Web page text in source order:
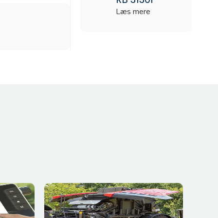
Læs mere